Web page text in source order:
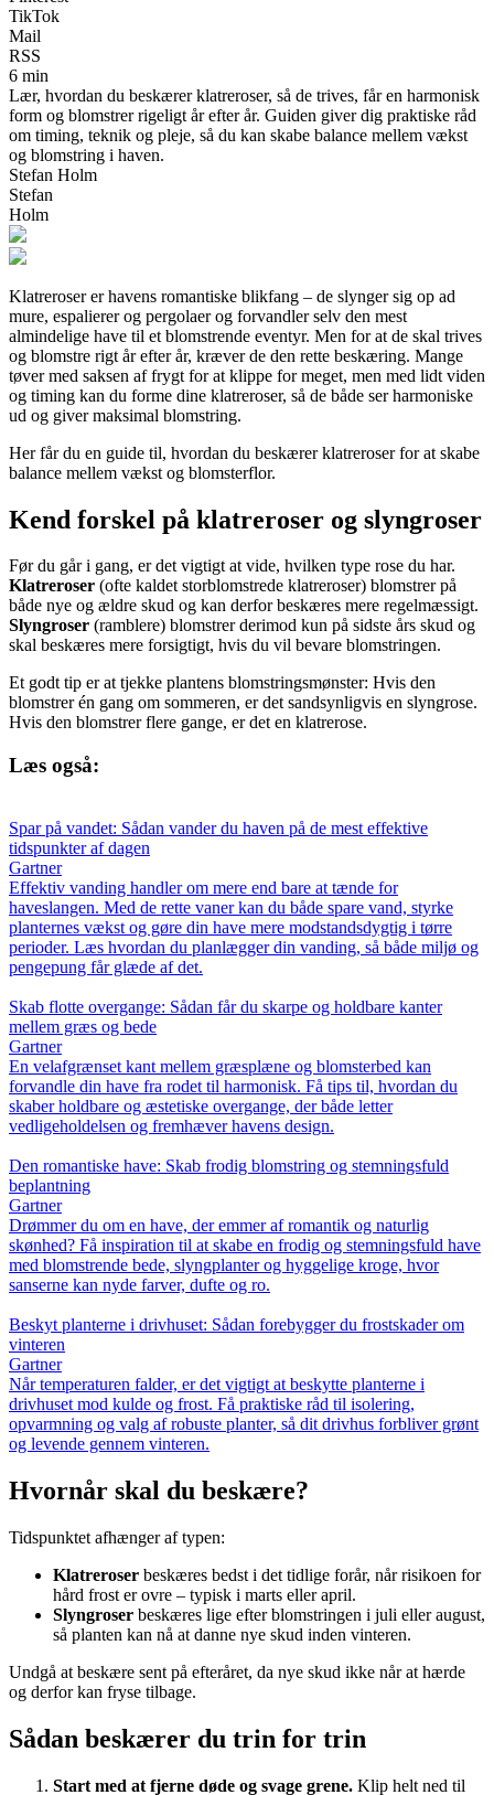
TikTok
Mail
RSS
6 min
Lær, hvordan du beskærer klatreroser, så de trives, får en harmonisk
form og blomstrer rigeligt år efter år. Guiden giver dig praktiske råd
om timing, teknik og pleje, så du kan skabe balance mellem vækst
og blomstring i haven.
Stefan Holm
Stefan
Holm
Klatreroser er havens romantiske blikfang – de slynger sig op ad
mure, espalierer og pergolaer og forvandler selv den mest
almindelige have til et blomstrende eventyr. Men for at de skal trives
og blomstre rigt år efter år, kræver de den rette beskæring. Mange
tøver med saksen af frygt for at klippe for meget, men med lidt viden
og timing kan du forme dine klatreroser, så de både ser harmoniske
ud og giver maksimal blomstring.
Her får du en guide til, hvordan du beskærer klatreroser for at skabe
balance mellem vækst og blomsterflor.
Kend forskel på klatreroser og slyngroser
Før du går i gang, er det vigtigt at vide, hvilken type rose du har.
Klatreroser (ofte kaldet storblomstrede klatreroser) blomstrer på
både nye og ældre skud og kan derfor beskæres mere regelmæssigt.
Slyngroser (ramblere) blomstrer derimod kun på sidste års skud og
skal beskæres mere forsigtigt, hvis du vil bevare blomstringen.
Et godt tip er at tjekke plantens blomstringsmønster: Hvis den
blomstrer én gang om sommeren, er det sandsynligvis en slyngrose.
Hvis den blomstrer flere gange, er det en klatrerose.
Læs også:
Spar på vandet: Sådan vander du haven på de mest effektive
tidspunkter af dagen
Gartner
Effektiv vanding handler om mere end bare at tænde for
haveslangen. Med de rette vaner kan du både spare vand, styrke
planternes vækst og gøre din have mere modstandsdygtig i tørre
perioder. Læs hvordan du planlægger din vanding, så både miljø og
pengepung får glæde af det.
Skab flotte overgange: Sådan får du skarpe og holdbare kanter
mellem græs og bede
Gartner
En velafgrænset kant mellem græsplæne og blomsterbed kan
forvandle din have fra rodet til harmonisk. Få tips til, hvordan du
skaber holdbare og æstetiske overgange, der både letter
vedligeholdelsen og fremhæver havens design.
Den romantiske have: Skab frodig blomstring og stemningsfuld
beplantning
Gartner
Drømmer du om en have, der emmer af romantik og naturlig
skønhed? Få inspiration til at skabe en frodig og stemningsfuld have
med blomstrende bede, slyngplanter og hyggelige kroge, hvor
sanserne kan nyde farver, dufte og ro.
Beskyt planterne i drivhuset: Sådan forebygger du frostskader om
vinteren
Gartner
Når temperaturen falder, er det vigtigt at beskytte planterne i
drivhuset mod kulde og frost. Få praktiske råd til isolering,
opvarmning og valg af robuste planter, så dit drivhus forbliver grønt
og levende gennem vinteren.
Hvornår skal du beskære?
Tidspunktet afhænger af typen:
Klatreroser beskæres bedst i det tidlige forår, når risikoen for
hård frost er ovre – typisk i marts eller april.
Slyngroser beskæres lige efter blomstringen i juli eller august,
så planten kan nå at danne nye skud inden vinteren.
Undgå at beskære sent på efteråret, da nye skud ikke når at hærde
og derfor kan fryse tilbage.
Sådan beskærer du trin for trin
Start med at fjerne døde og svage grene. Klip helt ned til